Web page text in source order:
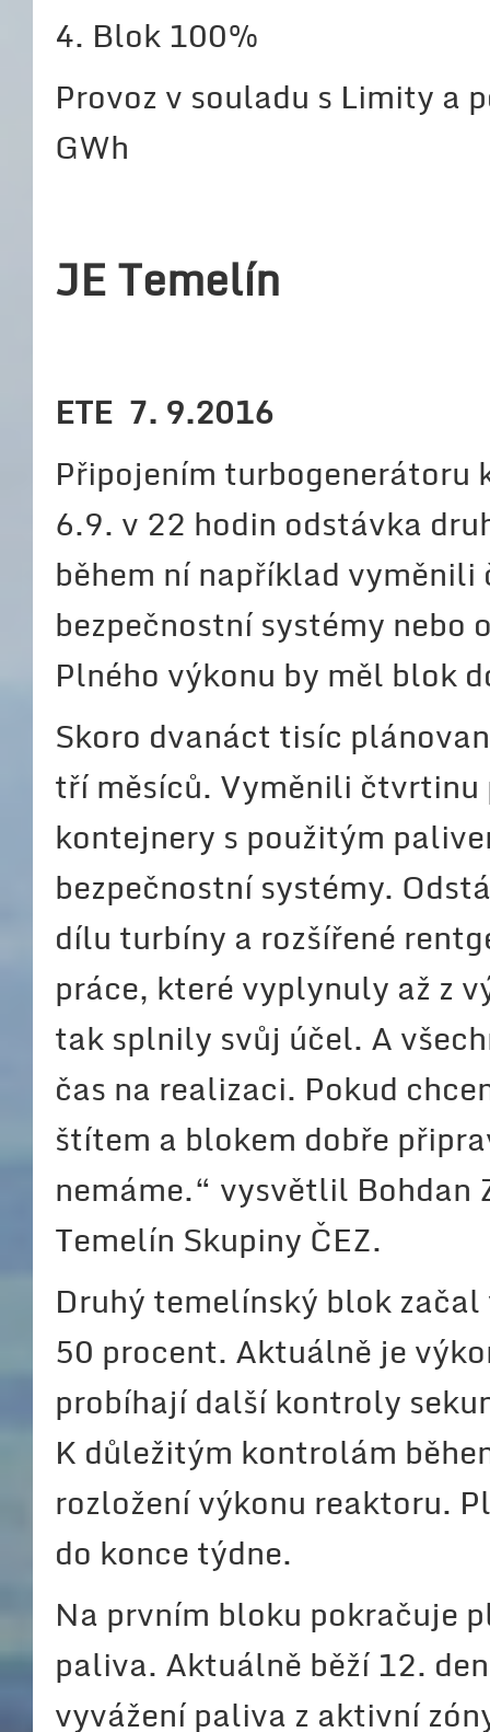
4. Blok 100%
Provoz v souladu s Limity a
GWh
JE Temelín
ETE 7. 9.2016
Připojením turbogenerátoru
6.9. v 22 hodin odstávka
během ní například
bezpečnostní systémy nebo
Plného výkonu by měl blok
Skoro dvanáct tisíc
tří měsíců. Vyměnili
kontejnery s použitým
bezpečnostní systémy.
dílu turbíny a rozšířené
práce, které vyplynuly až z
tak splnily svůj účel. A
čas na realizaci. Pokud
štítem a blokem dobře
nemáme.“ vysvětlil
Temelín Skupiny ČEZ.
Druhý temelínský blok
50 procent. Aktuálně je
probíhají další kontroly
K důležitým kontrolám
rozložení výkonu reaktoru.
do konce týdne.
Na prvním bloku pokračuje
paliva. Aktuálně běží 12.
vyvážení paliva z aktivní